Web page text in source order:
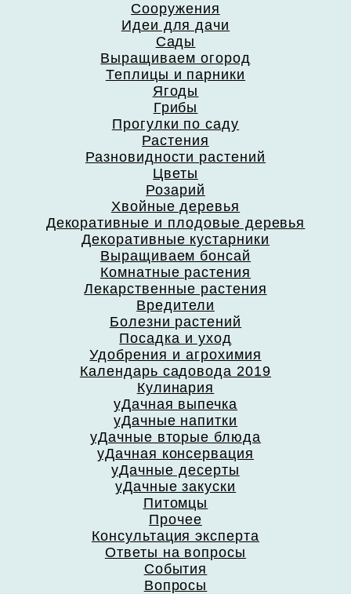
Сооружения
Идеи для дачи
Сады
Выращиваем огород
Теплицы и парники
Ягоды
Грибы
Прогулки по саду
Растения
Разновидности растений
Цветы
Розарий
Хвойные деревья
Декоративные и плодовые деревья
Декоративные кустарники
Выращиваем бонсай
Комнатные растения
Лекарственные растения
Вредители
Болезни растений
Посадка и уход
Удобрения и агрохимия
Календарь садовода 2019
Кулинария
уДачная выпечка
уДачные напитки
уДачные вторые блюда
уДачная консервация
уДачные десерты
уДачные закуски
Питомцы
Прочее
Консультация эксперта
Ответы на вопросы
События
Вопросы